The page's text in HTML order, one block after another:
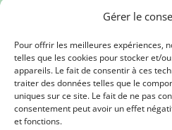
Gérer le
Pour offrir les meilleures expériences,
telles que les cookies pour stocker et/
appareils. Le fait de consentir à ces
traiter des données telles que le
uniques sur ce site. Le fait de ne pas
consentement peut avoir un effet
et fonctions.
Cliquez pour
marketing et